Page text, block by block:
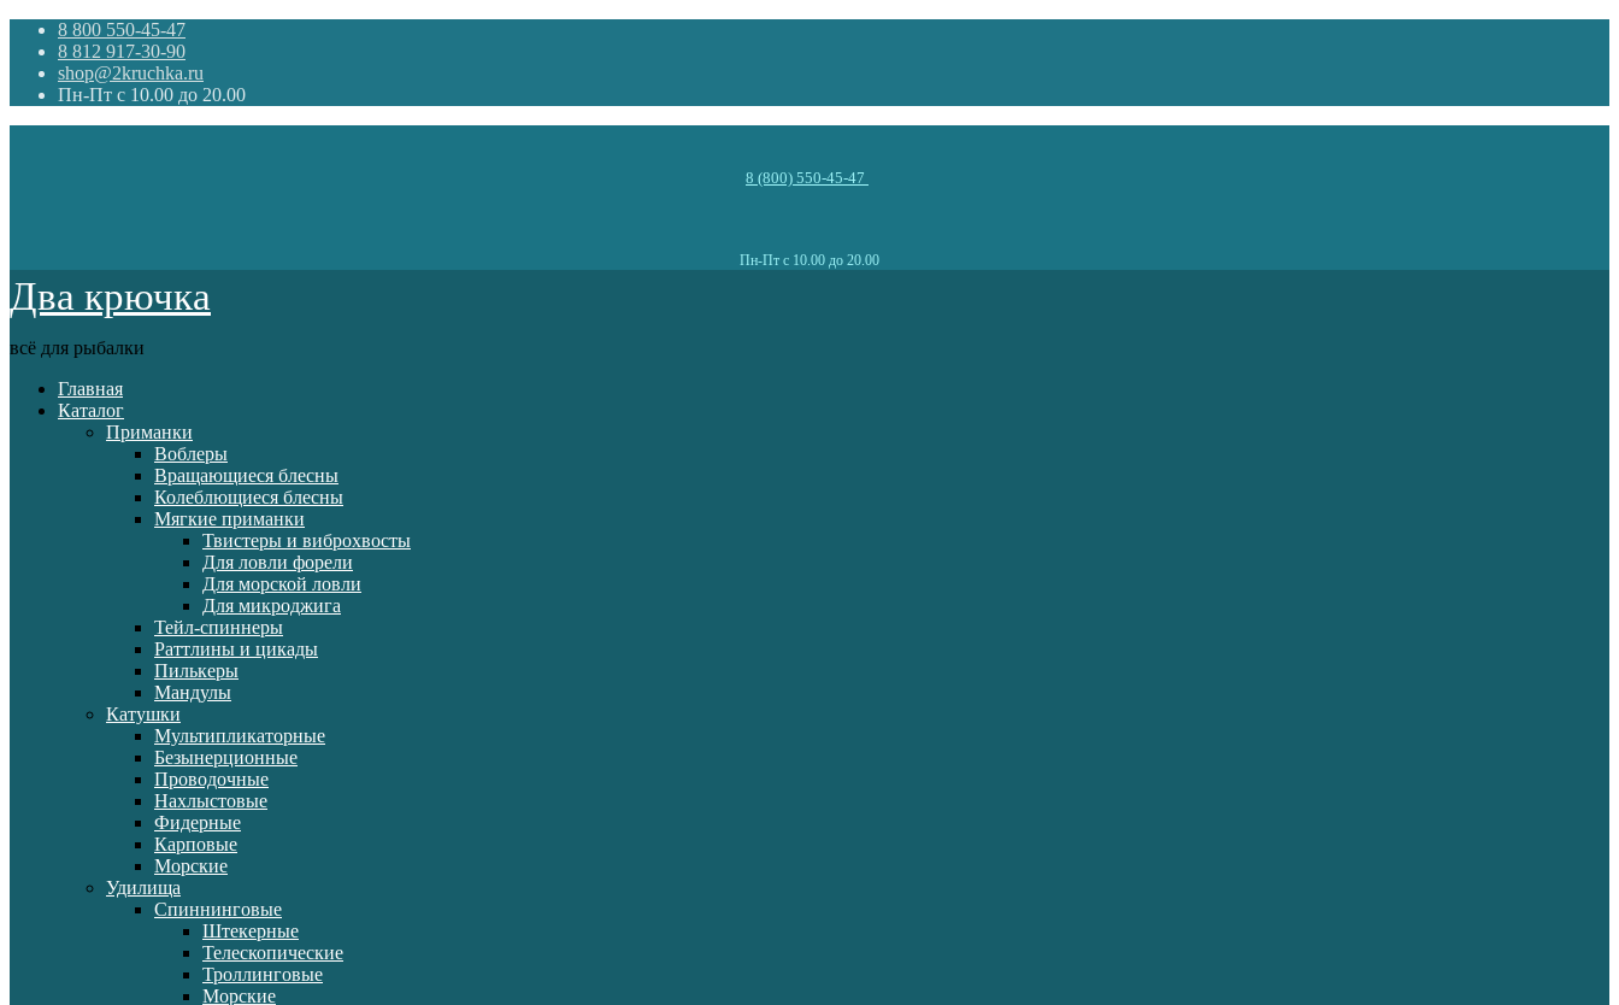
8 800 550-45-47
8 812 917-30-90
shop@2kruchka.ru
Пн-Пт с 10.00 до 20.00
8 (800) 550-45-47
Пн-Пт с 10.00 до 20.00
Два крючка
всё для рыбалки
Главная
Каталог
Приманки
Воблеры
Вращающиеся блесны
Колеблющиеся блесны
Мягкие приманки
Твистеры и виброхвосты
Для ловли форели
Для морской ловли
Для микроджига
Тейл-спиннеры
Раттлины и цикады
Пилькеры
Мандулы
Катушки
Мультипликаторные
Безынерционные
Проводочные
Нахлыстовые
Фидерные
Карповые
Морские
Удилища
Спиннинговые
Штекерные
Телескопические
Троллинговые
Морские